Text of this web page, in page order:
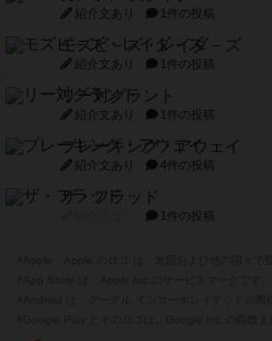
紹介文あり 1件の投稿
モズビ－ズ・レイダ－ズ
紹介文あり 1件の投稿
リー対グラント
紹介文あり 1件の投稿
ブレーキング・アウェイ
紹介文あり 4件の投稿
ザ・フラッド
1件の投稿